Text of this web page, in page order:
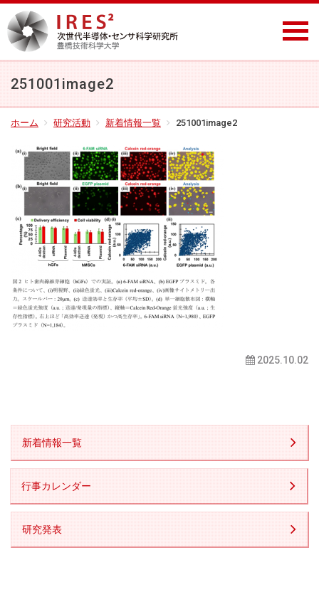
251001image2
ホーム 研究活動 新着情報一覧 251001image2
2025.10.02
新着情報一覧
行事カレンダー
研究発表